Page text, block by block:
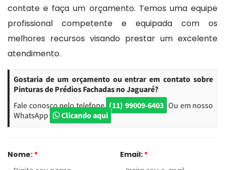
contate e faça um orçamento. Temos uma equipe
profissional competente e equipada com os
melhores recursos visando prestar um excelente
atendimento.
Gostaria de um orçamento ou entrar em contato sobre
Pinturas de Prédios Fachadas no Jaguaré?
Fale conosco pelo telefone (11) 99009-6403 Ou em nosso
WhatsApp
Clicando aqui
Nome: * Email: *